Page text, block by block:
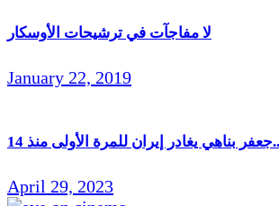
لا مفاجآت في ترشيحات الأوسكار
January 22, 2019
الأولى منذ 14...
April 29, 2023